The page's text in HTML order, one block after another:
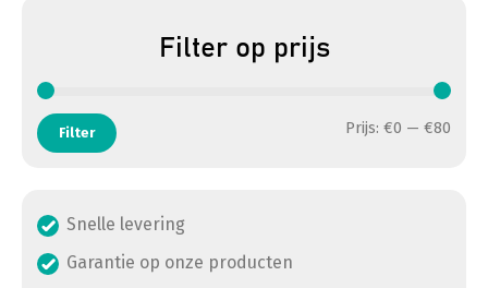
Filter op prijs
Filter Prijs: €0 — €80
Snelle levering
Garantie op onze producten